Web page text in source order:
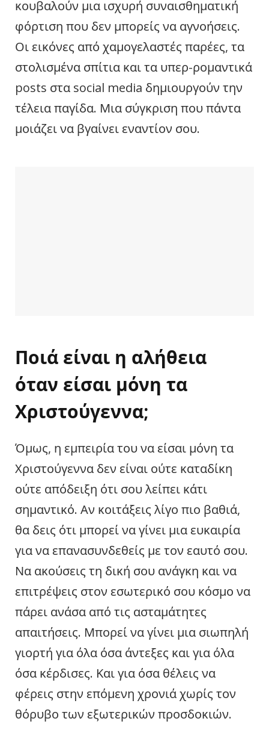
κουβαλούν μια ισχυρή συναισθηματική
φόρτιση που δεν μπορείς να αγνοήσεις.
Οι εικόνες από χαμογελαστές παρέες, τα
στολισμένα σπίτια και τα υπερ-ρομαντικά
posts στα social media δημιουργούν την
τέλεια παγίδα. Μια σύγκριση που πάντα
μοιάζει να βγαίνει εναντίον σου.
Ποιά είναι η αλήθεια
όταν είσαι μόνη τα
Χριστούγεννα;
Όμως, η εμπειρία του να είσαι μόνη τα
Χριστούγεννα δεν είναι ούτε καταδίκη
ούτε απόδειξη ότι σου λείπει κάτι
σημαντικό. Αν κοιτάξεις λίγο πιο βαθιά,
θα δεις ότι μπορεί να γίνει μια ευκαιρία
για να επανασυνδεθείς με τον εαυτό σου.
Να ακούσεις τη δική σου ανάγκη και να
επιτρέψεις στον εσωτερικό σου κόσμο να
πάρει ανάσα από τις ασταμάτητες
απαιτήσεις. Μπορεί να γίνει μια σιωπηλή
γιορτή για όλα όσα άντεξες και για όλα
όσα κέρδισες. Και για όσα θέλεις να
φέρεις στην επόμενη χρονιά χωρίς τον
θόρυβο των εξωτερικών προσδοκιών.